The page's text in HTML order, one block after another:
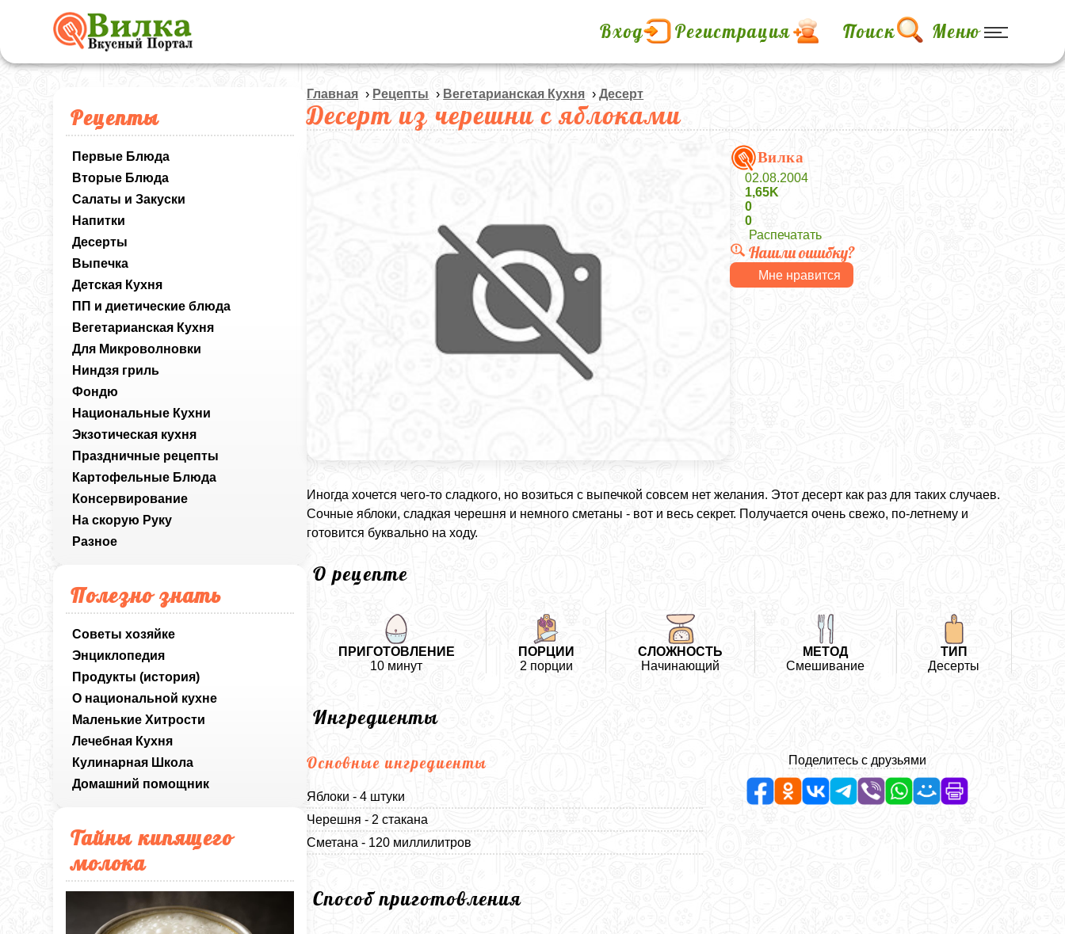
Вход Регистрация Поиск Меню
Рецепты
Первые Блюда
Вторые Блюда
Салаты и Закуски
Напитки
Десерты
Выпечка
Детская Кухня
ПП и диетические блюда
Вегетарианская Кухня
Для Микроволновки
Ниндзя гриль
Фондю
Национальные Кухни
Экзотическая кухня
Праздничные рецепты
Картофельные Блюда
Консервирование
На скорую Руку
Разное
Полезно знать
Советы хозяйке
Энциклопедия
Продукты (история)
О национальной кухне
Маленькие Хитрости
Лечебная Кухня
Кулинарная Школа
Домашний помощник
Тайны кипящего
молока
Главная › Рецепты › Вегетарианская Кухня ›Десерт
Десерт из черешни с яблоками
Вилка
02.08.2004
1,65K
0
0
Распечатать
Нашли ошибку?
Мне нравится
Иногда хочется чего-то сладкого, но возиться с выпечкой совсем нет желания. Этот десерт как раз для таких случаев.
Сочные яблоки, сладкая черешня и немного сметаны - вот и весь секрет. Получается очень свежо, по-летнему и
готовится буквально на ходу.
О рецепте
ПРИГОТОВЛЕНИЕ
10 минут
ПОРЦИИ
2 порции
СЛОЖНОСТЬ
Начинающий
МЕТОД
Смешивание
ТИП
Десерты
Ингредиенты
Основные ингредиенты
Яблоки - 4 штуки
Черешня - 2 стакана
Сметана - 120 миллилитров
Поделитесь с друзьями
Способ приготовления